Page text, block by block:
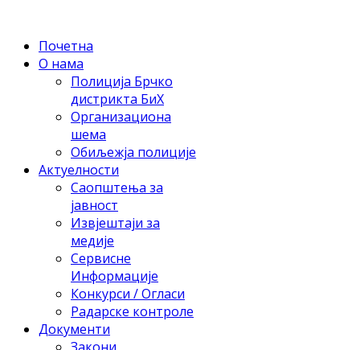
Почетна
О нама
Полиција Брчко
дистрикта БиХ
Организациона
шема
Обиљежја полиције
Актуелности
Саопштења за
јавност
Извјештаји за
медије
Сервисне
Информације
Конкурси / Огласи
Радарске контроле
Документи